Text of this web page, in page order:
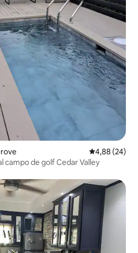
Calificación
4,88 (24)
campo de golf Cedar Valley